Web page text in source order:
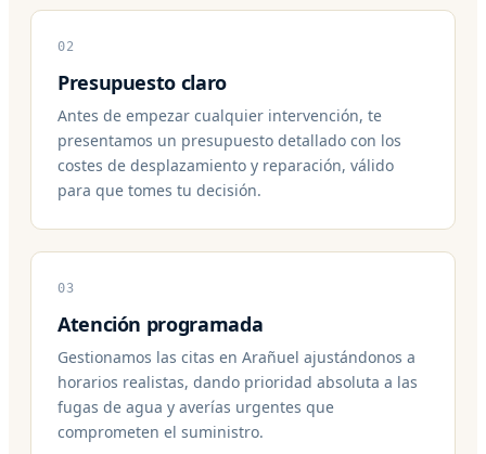
02
Presupuesto claro
Antes de empezar cualquier intervención, te
presentamos un presupuesto detallado con los
costes de desplazamiento y reparación, válido
para que tomes tu decisión.
03
Atención programada
Gestionamos las citas en Arañuel ajustándonos a
horarios realistas, dando prioridad absoluta a las
fugas de agua y averías urgentes que
comprometen el suministro.